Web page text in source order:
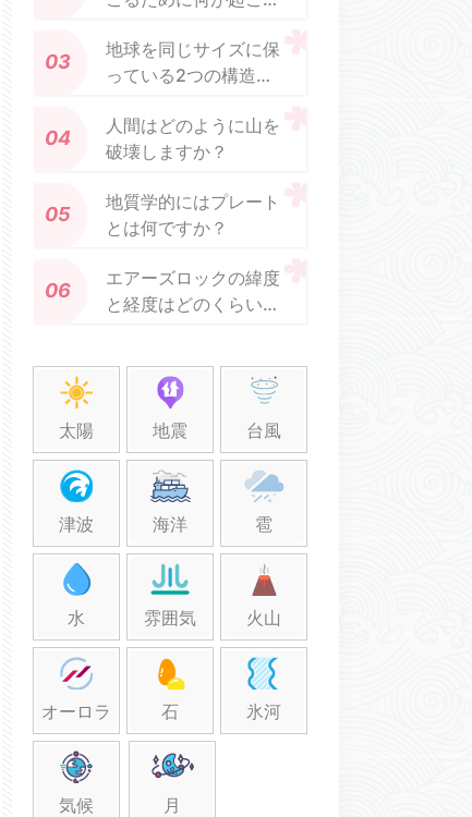
か？
地球を同じサイズに保
っている2つの構造力
人間はどのように山を
破壊しますか？
地質学的にはプレート
とは何ですか？
エアーズロックの緯度
と経度はどのくらいで
太陽 地震 台風
津波 海洋 雹
水 雰囲気 火山
オーロラ 石 氷河
気候 月